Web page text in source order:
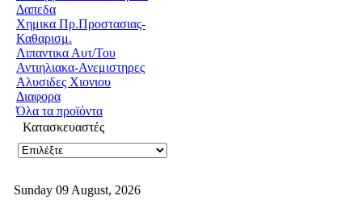
Δαπεδα
Χημικα Πρ.Προστασιας-
Καθαρισμ.
Λιπαντικα Αυτ/Του
Αντιηλιακα-Ανεμιστηρες
Αλυσιδες Χιονιου
Διαφορα
Όλα τα προϊόντα
Κατασκευαστές
Sunday 09 August, 2026